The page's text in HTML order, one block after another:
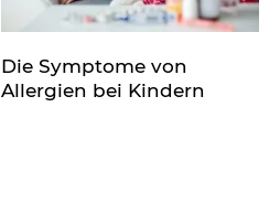
Die Symptome von
Allergien bei Kindern